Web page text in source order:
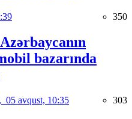
350
bazarında
05 avqust, 10:35 303